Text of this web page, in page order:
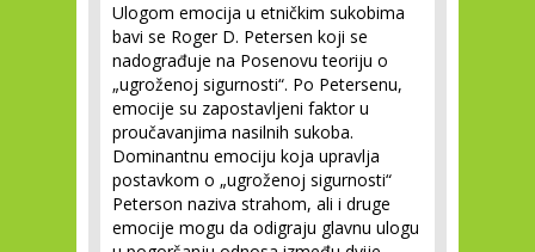
Ulogom emocija u etničkim sukobima
bavi se Roger D. Petersen koji se
nadograđuje na Posenovu teoriju o
„ugroženoj sigurnosti“. Po Petersenu,
emocije su zapostavljeni faktor u
proučavanjima nasilnih sukoba.
Dominantnu emociju koja upravlja
postavkom o „ugroženoj sigurnosti“
Peterson naziva strahom, ali i druge
emocije mogu da odigraju glavnu ulogu